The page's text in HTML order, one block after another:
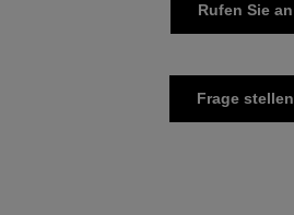
Rufen Sie an
Frage stellen